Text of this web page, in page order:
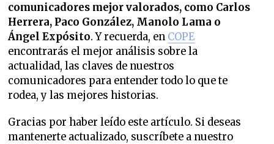
comunicadores mejor valorados, como Carlos
Herrera, Paco González, Manolo Lama o
Ángel Expósito. Y recuerda, en COPE
encontrarás el mejor análisis sobre la
actualidad, las claves de nuestros
comunicadores para entender todo lo que te
rodea, y las mejores historias.
Gracias por haber leído este artículo. Si deseas
mantenerte actualizado, suscríbete a nuestro